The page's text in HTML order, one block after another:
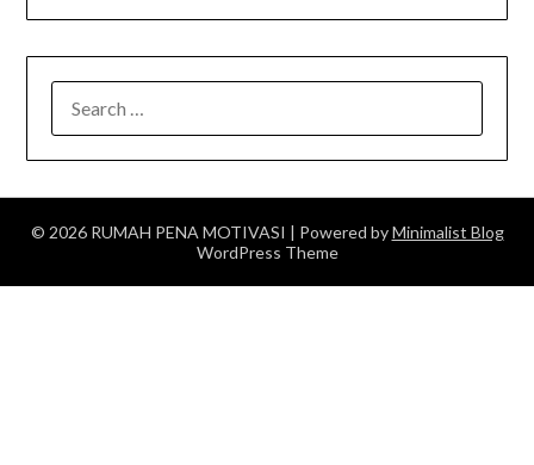
FOR:
© 2026 RUMAH PENA MOTIVASI | Powered byMinimalist Blog
WordPress Theme